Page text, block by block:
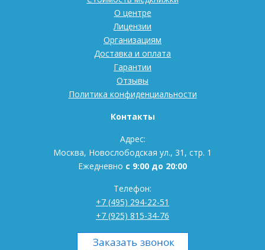
О центре
Лицензии
Организациям
Доставка и оплата
Гарантии
Отзывы
Политика конфиденциальности
Контакты
Адрес:
Москва, Новослободская ул., 31, стр. 1
Ежедневно с 9:00 до 20:00
Телефон:
+7 (495) 294-22-51
+7 (925) 815-34-76